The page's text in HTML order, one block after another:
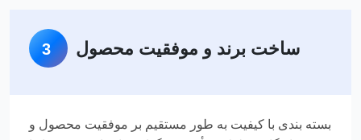
3 ساخت برند و موفقیت محصول
بسته بندی با کیفیت به طور مستقیم بر موفقیت محصول و